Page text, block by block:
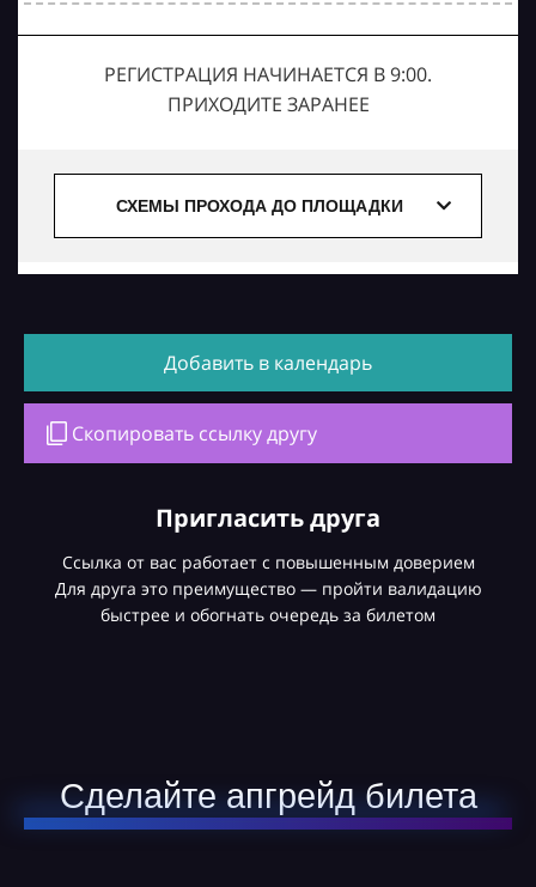
РЕГИСТРАЦИЯ НАЧИНАЕТСЯ В 9:00.
ПРИХОДИТЕ ЗАРАНЕЕ
СХЕМЫ ПРОХОДА ДО ПЛОЩАДКИ
Добавить в календарь
Скопировать ссылку другу
Пригласить друга
Ссылка от вас работает с повышенным доверием
Для друга это преимущество — пройти валидацию
быстрее и обогнать очередь за билетом
Сделайте апгрейд билета